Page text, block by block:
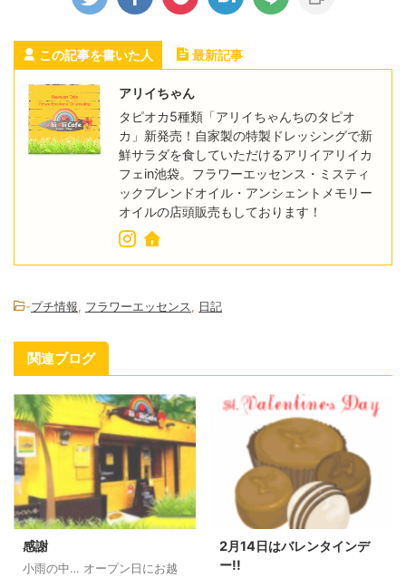
この記事を書いた人 最新記事
アリイちゃん
タピオカ5種類「アリイちゃんちのタピオ
カ」新発売！自家製の特製ドレッシングで新
鮮サラダを食していただけるアリイアリイカ
フェin池袋。フラワーエッセンス・ミスティ
ックブレンドオイル・アンシェントメモリー
オイルの店頭販売もしております！
-プチ情報, フラワーエッセンス, 日記
関連ブログ
感謝
小雨の中… オープン日にお越
2月14日はバレンタインデ
ー!!